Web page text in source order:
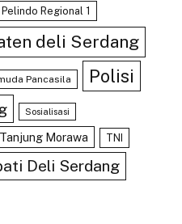
Pelindo Regional 1
deli Serdang
Pancasila Polisi
Sosialisasi
Tanjung Morawa TNI
Deli Serdang